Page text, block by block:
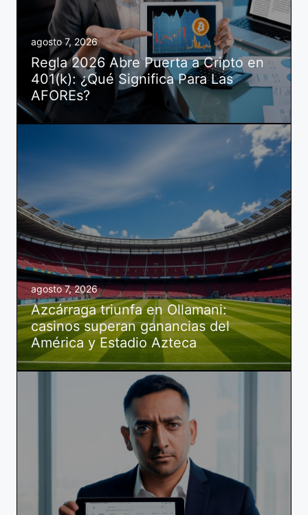
agosto 7, 2026
Regla 2026 Abre Puerta a Cripto en
401(k): ¿Qué Significa Para Las
AFOREs?
agosto 7, 2026
Azcárraga triunfa en Ollamani:
casinos superan ganancias del
América y Estadio Azteca